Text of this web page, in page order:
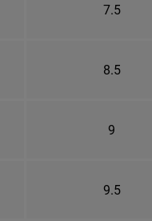
7.5
8.5
9
9.5